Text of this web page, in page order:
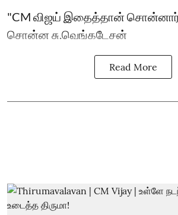
"CM விஜய் இதைத்தான்
சொன்ன சு.வெங்கடேசன்
Read More